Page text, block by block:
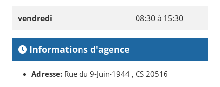
vendredi 08:30 à 15:30
Informations d'agence
Adresse: Rue du 9-Juin-1944 , CS 20516